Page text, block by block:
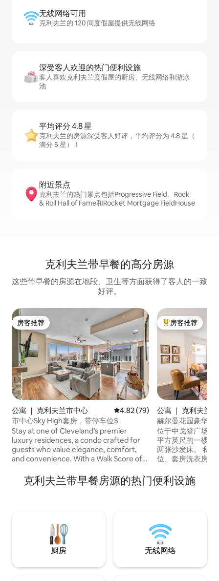
无线网络可用
克利夫兰的 120 间度假屋提供无线网络
深受客人欢迎的热门便利设施
客人喜欢克利夫兰度假屋的厨房、无线网络和游泳
池
平均评分 4.8 星
克利夫兰的房源深受客人好评，平均评分为 4.8 星（
满分 5 星）！
附近景点
克利夫兰的热门景点包括Progressive Field、Rock
& Roll Hall of Fame和Rocket Mortgage FieldHouse
克利夫兰带早餐的高分房源
这些带早餐的房源在地段、卫生等方面获得了客人的一致
好评。
房客推荐
房客推荐
公寓 ｜ 克利夫兰市中心 平均评分 4.82 分（满分 5 分）
4.82 (79)
市中心Sky High套房，带停车位$
Stay at one of Cleveland’s premier
luxury residences, a condo crafted for
guests who value elegance, comfort,
and convenience. With a Walk Score of
city’s best dining, nightlife, and
attractions—then retreat to your
Washer/Dryer ✔️ Parking available $ ✔️
24/7 Security ✔️ Fitness Center See
more below!
热门「房客推荐」
房客推荐
公寓 ｜ 克利夫兰
d）
赫尔曼花园豪华出
位于中戈登广场艺
平方英尺的一楼独
两张沙发床。 私人露台、（1）街外停车
位、套房洗衣房、
吧、精品店、克利
厦电影院、埃奇沃特
场仅15分钟车程。
克利夫兰带早餐房源的热门便利设施
厨房 无线网络